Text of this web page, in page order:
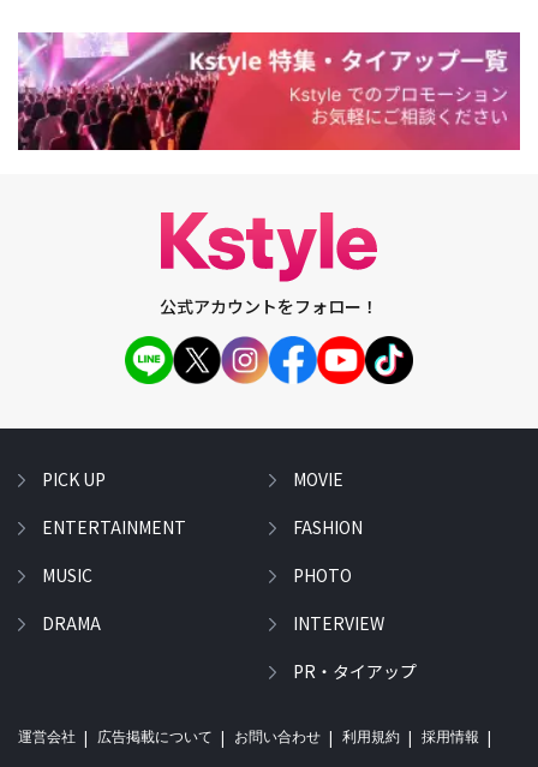
公式アカウントをフォロー！
PICK UP
ENTERTAINMENT
MUSIC
DRAMA
MOVIE
FASHION
PHOTO
INTERVIEW
PR・タイアップ
運営会社 広告掲載について お問い合わせ 利用規約 採用情報